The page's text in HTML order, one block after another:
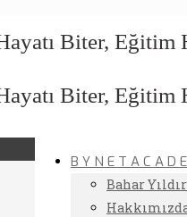
B Y N E T A C A D
Bahar